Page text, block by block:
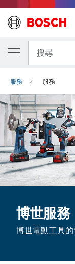
搜尋
服務 服務
博世服務
博世電動工具的